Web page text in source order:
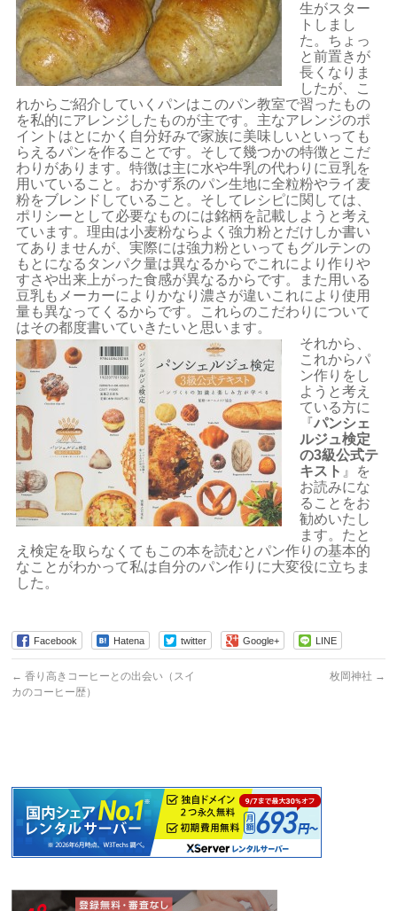
生がスター
トしまし
た。ちょっ
と前置きが
長くなりま
したが、こ
れからご紹介していくパンはこのパン教室で習ったもの
を私的にアレンジしたものが主です。主なアレンジのポ
イントはとにかく自分好みで家族に美味しいといっても
らえるパンを作ることです。そして幾つかの特徴とこだ
わりがあります。特徴は主に水や牛乳の代わりに豆乳を
用いていること。おかず系のパン生地に全粒粉やライ麦
粉をブレンドしていること。そしてレシピに関しては、
ポリシーとして必要なものには銘柄を記載しようと考え
ています。理由は小麦粉ならよく強力粉とだけしか書い
てありませんが、実際には強力粉といってもグルテンの
もとになるタンパク量は異なるからでこれにより作りや
すさや出来上がった食感が異なるからです。また用いる
豆乳もメーカーによりかなり濃さが違いこれにより使用
量も異なってくるからです。これらのこだわりについて
はその都度書いていきたいと思います。
それから、
これからパ
ン作りをし
ようと考え
ている方に
『パンシェ
ルジュ検定
の3級公式テ
キスト 』を
お読みにな
ることをお
勧めいたし
ます。たと
え検定を取らなくてもこの本を読むとパン作りの基本的
なことがわかって私は自分のパン作りに大変役に立ちま
した。
Facebook Hatena twitter Google+ LINE
← 香り高きコーヒーとの出会い（スイ
カのコーヒー歴）
枚岡神社 →